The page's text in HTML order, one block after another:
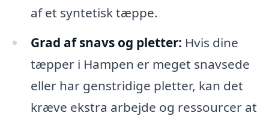
af et syntetisk tæppe.
Grad af snavs og pletter: Hvis dine
tæpper i Hampen er meget snavsede
eller har genstridige pletter, kan det
kræve ekstra arbejde og ressourcer at